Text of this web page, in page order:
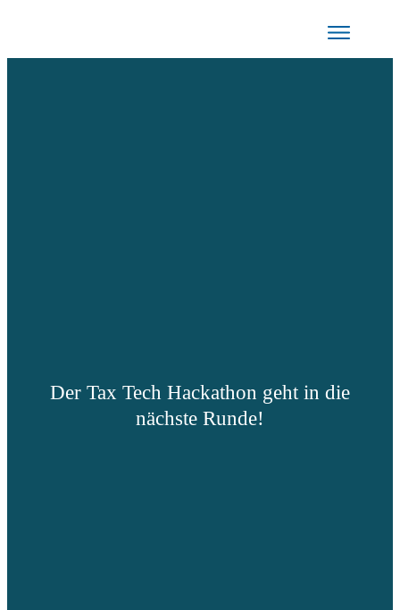
Der Tax Tech Hackathon geht in die
nächste Runde!